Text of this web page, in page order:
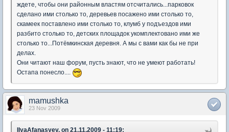
ждете, чтобы они районным властям отсчитались...парковок
сделано ими столько то, деревьев посажено ими столько то,
скамеек поставлено ими столько то, клумб у подъездов ими
разбито столько то, детских площадок укомплектовано ими же
столько то...Потёмкинская деревня. А мы с вами как бы не при
делах.
Они читают наш форум, пусть знают, что не умеют работать!
Остапа понесло....
mamushka
23 Nov 2009
IlyaAfanasyev, on 21.11.2009 - 11:19: